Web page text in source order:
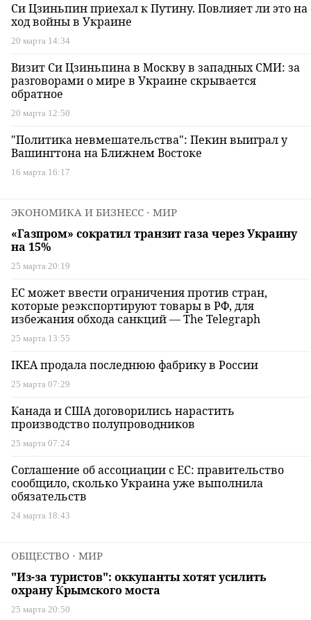
Си Цзиньпин приехал к Путину. Повлияет ли это на
ход войны в Украине
20 марта 14:34
Визит Си Цзиньпина в Москву в западных СМИ: за
разговорами о мире в Украине скрывается
обратное
20 марта 12:50
"Политика невмешательства": Пекин выиграл у
Вашингтона на Ближнем Востоке
16 марта 16:17
ЭКОНОМИКА И БИЗНЕСС ⋅ МИР
«Газпром» сократил транзит газа через Украину
на 15%
25 марта 20:19
ЕС может ввести ограничения против стран,
которые реэкспортируют товары в РФ, для
избежания обхода санкций — The Telegraph
25 марта 13:55
IKEA продала последнюю фабрику в России
25 марта 07:29
Канада и США договорились нарастить
производство полупроводников
25 марта 07:24
Соглашение об ассоциации с ЕС: правительство
сообщило, сколько Украина уже выполнила
обязательств
24 марта 18:43
ОБЩЕСТВО ⋅ МИР
"Из-за туристов": оккупанты хотят усилить
охрану Крымского моста
25 марта 20:50